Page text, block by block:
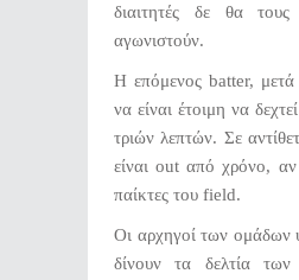
διαιτητές δε θα τους
αγωνιστούν.
Η επόμενος batter, μετά
να είναι έτοιμη να
τριών λεπτών. Σε
είναι out από χρόνο, αν
παίκτες του field.
Οι αρχηγοί των ομάδων
δίνουν τα δελτία των